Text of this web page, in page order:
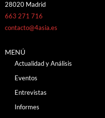
28020 Madrid
663 271 716
contacto@4asia.es
MENÚ
Actualidad y Análisis
Eventos
Entrevistas
Informes